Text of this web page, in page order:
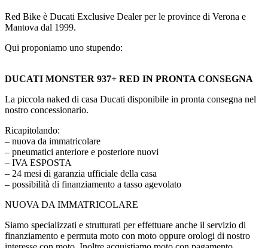
Red Bike è Ducati Exclusive Dealer per le province di Verona e
Mantova dal 1999.
Qui proponiamo uno stupendo:
DUCATI MONSTER 937+ RED IN PRONTA CONSEGNA
La piccola naked di casa Ducati disponibile in pronta consegna nel
nostro concessionario.
Ricapitolando:
– nuova da immatricolare
– pneumatici anteriore e posteriore nuovi
– IVA ESPOSTA
– 24 mesi di garanzia ufficiale della casa
– possibilità di finanziamento a tasso agevolato
NUOVA DA IMMATRICOLARE
Siamo specializzati e strutturati per effettuare anche il servizio di
finanziamento e permuta moto con moto oppure orologi di nostro